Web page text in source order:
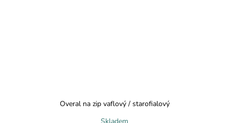
Overal na zip vaflový / starofialový